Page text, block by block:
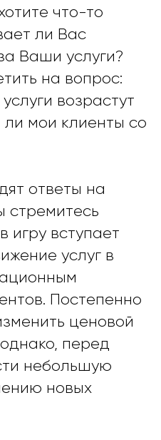
что-то
ли Вас
Ваши услуги?
на вопрос:
возрастут
ли мои клиенты со
ответы на
стремитесь
игру вступает
услуг в
Постепенно
ценовой
перед
небольшую
новых